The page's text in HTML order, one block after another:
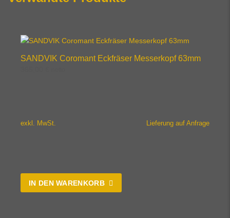
SANDVIK Coromant Eckfräser Messerkopf 63mm
exkl. MwSt. Lieferung auf Anfrage
IN DEN WARENKORB